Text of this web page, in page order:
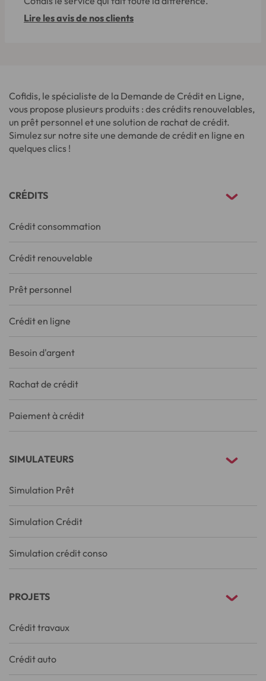
Lire les avis de nos clients
Cofidis, le spécialiste de la Demande de Crédit en Ligne,
vous propose plusieurs produits : des crédits renouvelables,
un prêt personnel et une solution de rachat de crédit.
Simulez sur notre site une demande de crédit en ligne en
quelques clics !
CRÉDITS
Crédit consommation
Crédit renouvelable
Prêt personnel
Crédit en ligne
Besoin d'argent
Rachat de crédit
Paiement à crédit
SIMULATEURS
Simulation Prêt
Simulation Crédit
Simulation crédit conso
PROJETS
Crédit travaux
Crédit auto